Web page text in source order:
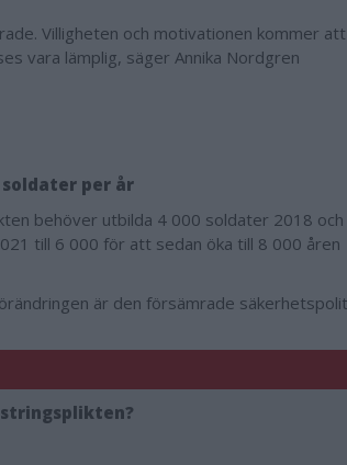
Villigheten och motivationen kommer att
vara lämplig, säger Annika Nordgren
soldater per år
behöver utbilda 4 000 soldater 2018 och
till 6 000 för att sedan öka till 8 000 åren
är den försämrade